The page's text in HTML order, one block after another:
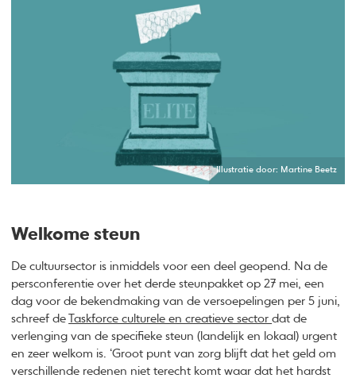
Illustratie door: Martine Beetz
Welkome steun
De cultuursector is inmiddels voor een deel geopend. Na de
persconferentie over het derde steunpakket op 27 mei, een
dag voor de bekendmaking van de versoepelingen per 5 juni,
schreef de
Taskforce culturele en creatieve sectordat de
verlenging van de specifieke steun (landelijk en lokaal) urgent
en zeer welkom is. ‘Groot punt van zorg blijft dat het geld om
verschillende redenen niet terecht komt waar dat het hardst